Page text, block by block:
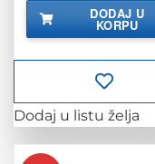
bila
55.63 KM.
je:
DODAJ U
KORPU
Dodaj u listu želja